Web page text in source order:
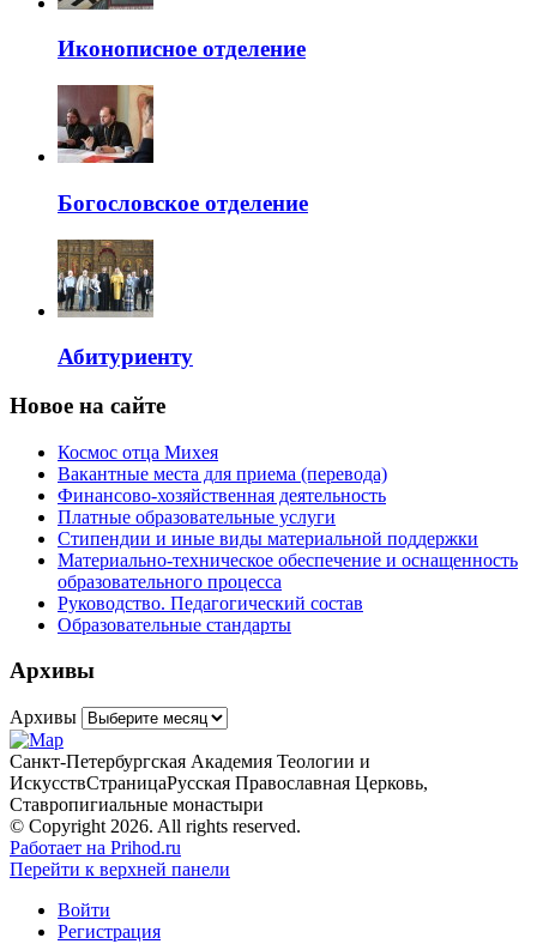
Иконописное отделение
Богословское отделение
Абитуриенту
Новое на сайте
Космос отца Михея
Вакантные места для приема (перевода)
Финансово-хозяйственная деятельность
Платные образовательные услуги
Стипендии и иные виды материальной поддержки
Материально-техническое обеспечение и оснащенность
образовательного процесса
Руководство. Педагогический состав
Образовательные стандарты
Архивы
Архивы
Санкт-Петербургская Академия Теологии и
ИскусствСтраницаРусская Православная Церковь,
Ставропигиальные монастыри
© Copyright 2026. All rights reserved.
Работает на Prihod.ru
Перейти к верхней панели
Войти
Регистрация